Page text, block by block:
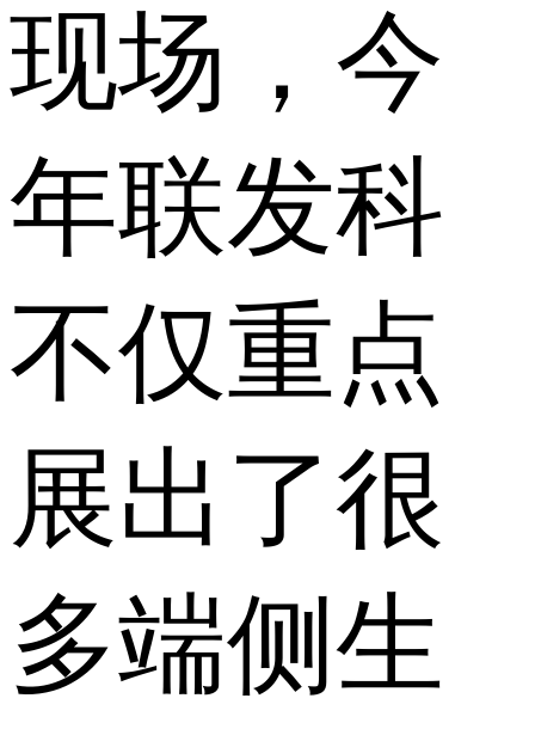
现场，今
年联发科
不仅重点
展出了很
多端侧生